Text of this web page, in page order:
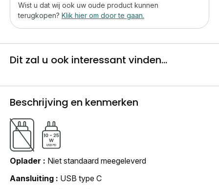
Wist u dat wij ook uw oude product kunnen
terugkopen? Klik hier om door te gaan.
Dit zal u ook interessant vinden...
Beschrijving en kenmerken
Oplader
Niet standaard meegeleverd
Aansluiting
USB type C